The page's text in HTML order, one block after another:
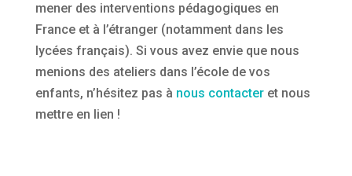
mener des interventions pédagogiques en
France et à l’étranger (notamment dans les
lycées français). Si vous avez envie que nous
menions des ateliers dans l’école de vos
enfants, n’hésitez pas à nous contacteret nous
mettre en lien !